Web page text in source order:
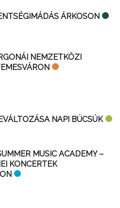
ÁRKOSON
NEMZETKÖZI
NAPI BÚCSÚK
MUSIC ACADEMY –
KONCERTEK